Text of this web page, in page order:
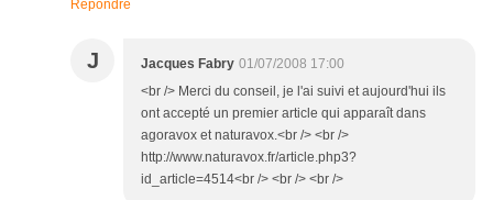
Répondre
J Jacques Fabry 01/07/2008 17:00
<br /> Merci du conseil, je l'ai suivi et aujourd'hui ils
ont accepté un premier article qui apparaît dans
agoravox et naturavox.<br /> <br />
http://www.naturavox.fr/article.php3?
id_article=4514<br /> <br /> <br />